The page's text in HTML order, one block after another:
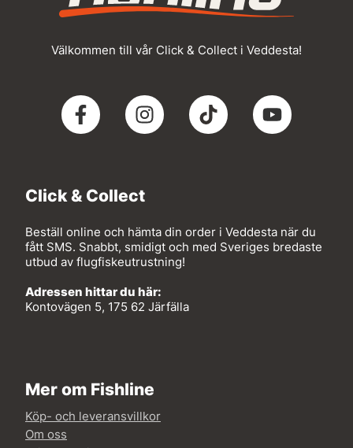
Välkommen till vår Click & Collect i Veddesta!
Click & Collect
Beställ online och hämta din order i Veddesta när du
fått SMS. Snabbt, smidigt och med Sveriges bredaste
utbud av flugfiskeutrustning!
Adressen hittar du här:
Kontovägen 5, 175 62 Järfälla
Mer om Fishline
Köp- och leveransvillkor
Om oss